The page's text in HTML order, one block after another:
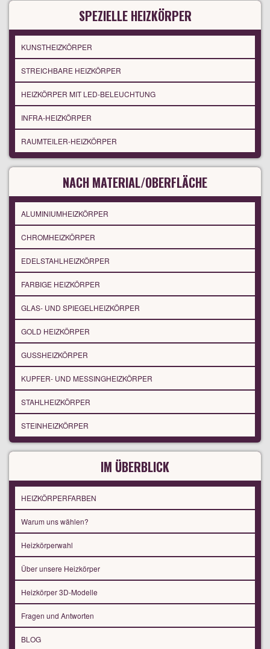
SPEZIELLE HEIZKÖRPER
KUNSTHEIZKÖRPER
STREICHBARE HEIZKÖRPER
HEIZKÖRPER MIT LED-BELEUCHTUNG
INFRA-HEIZKÖRPER
RAUMTEILER-HEIZKÖRPER
NACH MATERIAL/OBERFLÄCHE
ALUMINIUMHEIZKÖRPER
CHROMHEIZKÖRPER
EDELSTAHLHEIZKÖRPER
FARBIGE HEIZKÖRPER
GLAS- UND SPIEGELHEIZKÖRPER
GOLD HEIZKÖRPER
GUSSHEIZKÖRPER
KUPFER- UND MESSINGHEIZKÖRPER
STAHLHEIZKÖRPER
STEINHEIZKÖRPER
IM ÜBERBLICK
HEIZKÖRPERFARBEN
Warum uns wählen?
Heizkörperwahl
Über unsere Heizkörper
Heizkörper 3D-Modelle
Fragen und Antworten
BLOG